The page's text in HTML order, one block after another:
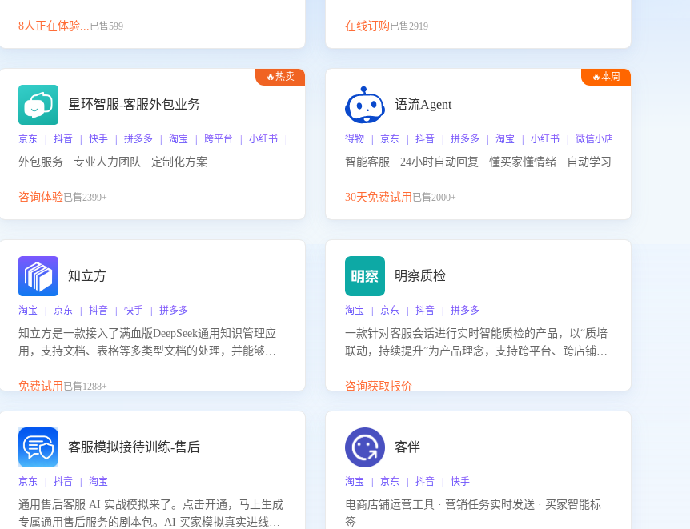
8人正在体验...已售599+ 在线订购已售2919+
🔥热卖
星环智服-客服外包业务
京东 | 抖音 | 快手 | 拼多多 | 淘宝 | 跨平台 | 小红书 | 得物 | 企业微信
外包服务 · 专业人力团队 · 定制化方案
咨询体验已售2399+
🔥本周
语流Agent
得物 | 京东 | 抖音 | 拼多多 | 淘宝 | 小红书 | 微信小店 | 快手 | 唯品
智能客服 · 24小时自动回复 · 懂买家懂情绪 · 自动学习
30天免费试用 已售2000+
知立方
淘宝 | 京东 | 抖音 | 快手 | 拼多多
知立方是一款接入了满血版DeepSeek通用知识管理应
用，支持文档、表格等多类型文档的处理，并能够基
景提供强大的知识支持，帮助用户高效管理和利用知
免费试用 已售1288+
明察质检
淘宝 | 京东 | 抖音 | 拼多多
一款针对客服会话进行实时智能质检的产品，以“质培
联动，持续提升”为产品理念，支持跨平台、跨店铺的
联动，持续提升客服团队的销服能力。
咨询获取报价
客服模拟接待训练-售后
京东 | 抖音 | 淘宝
通用售后客服 AI 实战模拟来了。点击开通，马上生成
专属通用售后服务的剧本包。AI 买家模拟真实进线咨
客伴
淘宝 | 京东 | 抖音 | 快手
电商店铺运营工具 · 营销任务实时发送 · 买家智能标
签